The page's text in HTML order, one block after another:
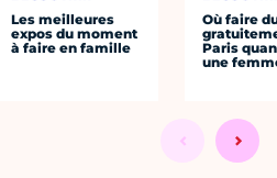
Les meilleures
expos du moment
à faire en famille
Où faire
Paris
une